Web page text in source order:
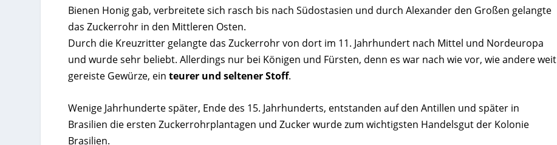
Bienen Honig gab, verbreitete sich rasch bis nach Südostasien und durch Alexander den Großen gelangte
das Zuckerrohr in den Mittleren Osten.
Durch die Kreuzritter gelangte das Zuckerrohr von dort im 11. Jahrhundert nach Mittel und Nordeuropa
und wurde sehr beliebt. Allerdings nur bei Königen und Fürsten, denn es war nach wie vor, wie andere weit
gereiste Gewürze, ein teurer und seltener Stoff.
Wenige Jahrhunderte später, Ende des 15. Jahrhunderts, entstanden auf den Antillen und später in
Brasilien die ersten Zuckerrohrplantagen und Zucker wurde zum wichtigsten Handelsgut der Kolonie
Brasilien.